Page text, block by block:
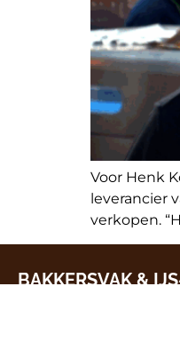
Voor Henk
leverancier
verkopen.
BAKKERSVAK &